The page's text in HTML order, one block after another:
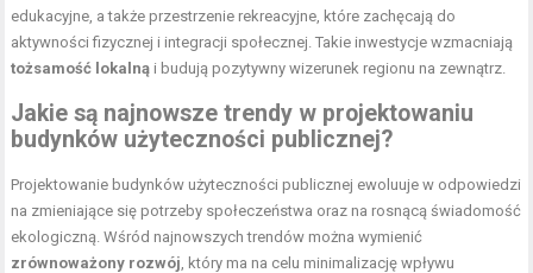
edukacyjne, a także przestrzenie rekreacyjne, które zachęcają do
aktywności fizycznej i integracji społecznej. Takie inwestycje wzmacniają
tożsamość lokalną i budują pozytywny wizerunek regionu na zewnątrz.
Jakie są najnowsze trendy w projektowaniu
budynków użyteczności publicznej?
Projektowanie budynków użyteczności publicznej ewoluuje w odpowiedzi
na zmieniające się potrzeby społeczeństwa oraz na rosnącą świadomość
ekologiczną. Wśród najnowszych trendów można wymienić
zrównoważony rozwój, który ma na celu minimalizację wpływu